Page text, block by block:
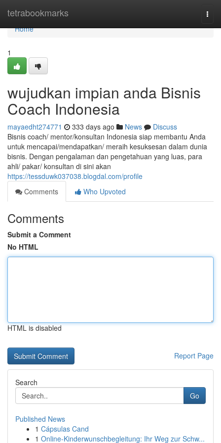
tetrabookmarks
Home
Home
1
wujudkan impian anda Bisnis
Coach Indonesia
mayaedht274771 333 days ago News
Discuss
Bisnis coach/ mentor/konsultan Indonesia siap membantu Anda
untuk mencapai/mendapatkan/ meraih kesuksesan dalam dunia
bisnis. Dengan pengalaman dan pengetahuan yang luas, para
ahli/ pakar/ konsultan di sini akan
https://tessduwk037038.blogdal.com/profile
Comments
Who Upvoted
Comments
Submit a Comment
No HTML
HTML is disabled
Report Page
Search
Go
Published News
1 Cápsulas Cand
1 Online-Kinderwunschbegleitung: Ihr Weg zur Schw...